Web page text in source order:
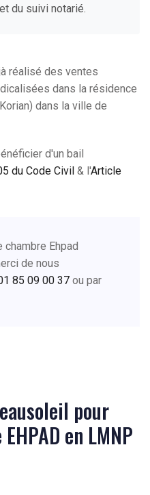
du suivi notarié.
réalisé des ventes
dans la résidence
dans la ville de
d'un bail
du Code Civil & l'Article
chambre Ehpad
de nous
85 09 00 37 ou par
pour
en LMNP